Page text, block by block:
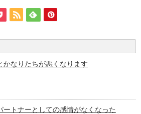
かなりたちが悪くなります
ートナーとしての感情がなくなった